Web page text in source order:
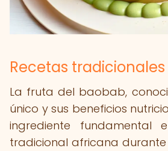
Recetas
La fruta del baobab,
único y sus beneficios
ingrediente fundamental
tradicional africana durante